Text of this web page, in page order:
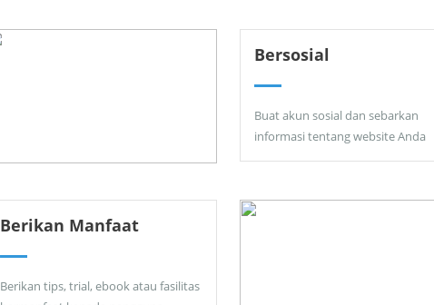
Bersosial
Buat akun sosial dan sebarkan
informasi tentang website Anda
Berikan Manfaat
Berikan tips, trial, ebook atau fasilitas